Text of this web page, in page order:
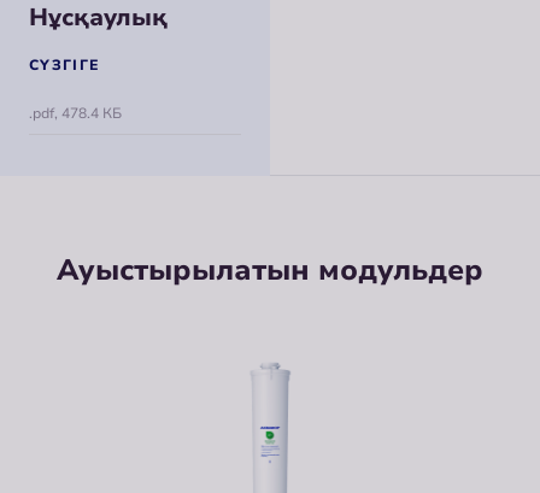
Нұсқаулық
СҮЗГІГЕ
.pdf, 478.4 КБ
Ауыстырылатын модульдер